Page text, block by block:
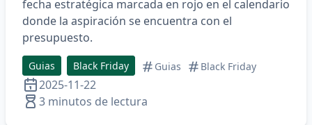
fecha estratégica marcada en rojo en el calendario
donde la aspiración se encuentra con el
presupuesto.
Guias Black Friday Guias Black Friday
2025-11-22
3 minutos de lectura